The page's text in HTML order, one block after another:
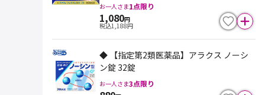
お一人さま1点限り
1,080円
税込1,188円
◆ 【指定第2類医薬品】アラクス ノーシ
ン錠 32錠
お一人さま3点限り